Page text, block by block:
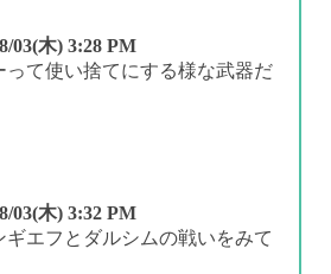
03(木) 3:28 PM
って使い捨てにする様な武器だ
03(木) 3:32 PM
ギエフとダルシムの戦いをみて